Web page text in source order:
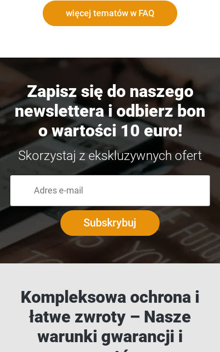
więcej tematów w FAQ
Zapisz się do naszego
newslettera i odbierz bon
o wartości 10 euro!
Skorzystaj z ekskluzywnych ofert
Subskrybuj
Kompleksowa ochrona i
łatwe zwroty – Nasze
warunki gwarancji i